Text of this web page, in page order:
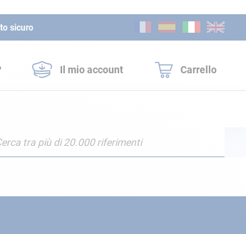
sicuro
al
Il mio account Carrello